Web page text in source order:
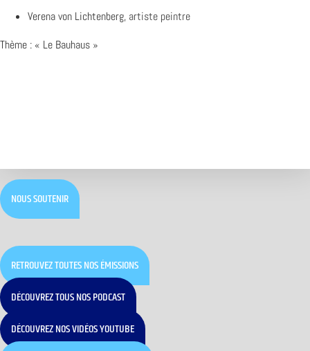
Verena von Lichtenberg, artiste peintre
Thème : « Le Bauhaus »
NOUS SOUTENIR
RETROUVEZ TOUTES NOS ÉMISSIONS
DÉCOUVREZ TOUS NOS PODCAST
DÉCOUVREZ NOS VIDÉOS YOUTUBE